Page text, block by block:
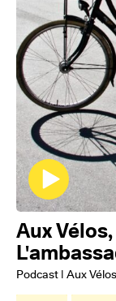
Aux
Podcast | Aux